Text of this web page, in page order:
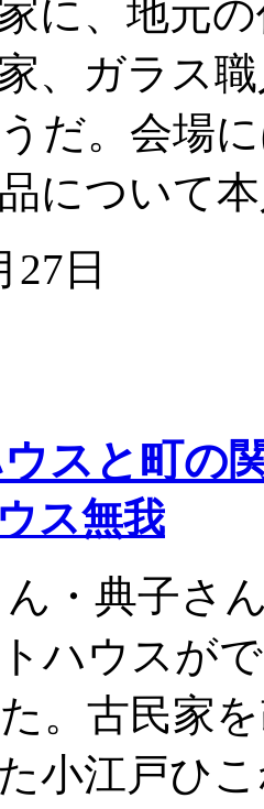
に、地元
、ガラス
だ。会場
について
27日
スと町の
ス無我
ん・典子さ
ハウスが
。古民家
小江戸ひ